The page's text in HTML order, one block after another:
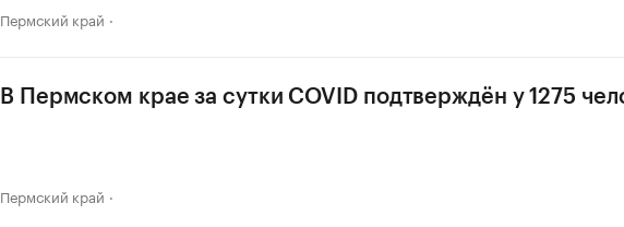
Пермский край
В Пермском крае за сутки COVID подтверждён у 1275
Пермский край